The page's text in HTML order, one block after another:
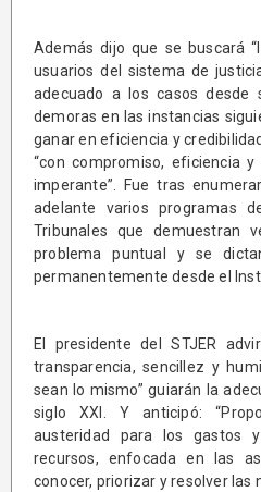
Además dijo que se buscará
usuarios del sistema de
adecuado a los casos desde
demoras en las instancias
ganar en eficiencia y
“con compromiso, eficiencia
imperante”. Fue tras
adelante varios programas
Tribunales que demuestran
problema puntual y se
permanentemente desde el
El presidente del STJER
transparencia, sencillez y
sean lo mismo” guiarán la
siglo XXI. Y anticipó:
austeridad para los gastos
recursos, enfocada en las
conocer, priorizar y resolver las